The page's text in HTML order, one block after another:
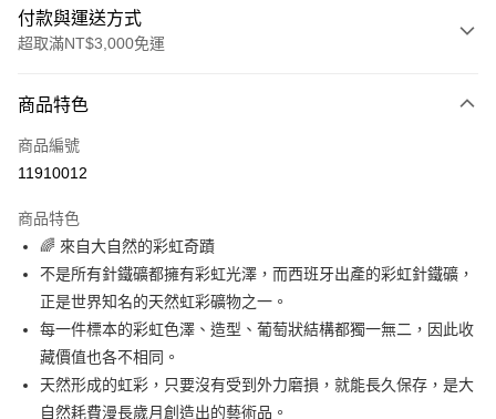
付款與運送方式
超取滿NT$3,000免運
信用卡一次付款
超商取貨付款
Apple Pay
街口支付
悠遊付
ATM付款
商品特色
商品編號
11910012
商品特色
🌈 來自大自然的彩虹奇蹟
不是所有針鐵礦都擁有彩虹光澤，而西班牙出產的彩虹針鐵礦，
正是世界知名的天然虹彩礦物之一。
每一件標本的彩虹色澤、造型、葡萄狀結構都獨一無二，因此收
藏價值也各不相同。
天然形成的虹彩，只要沒有受到外力磨損，就能長久保存，是大
自然耗費漫長歲月創造出的藝術品。